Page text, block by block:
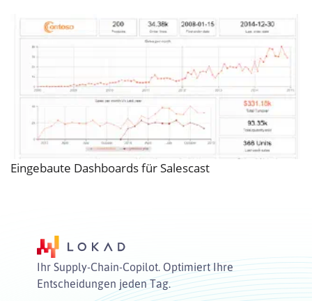
Eingebaute Dashboards für Salescast
Ihr Supply-Chain-Copilot. Optimiert Ihre
Entscheidungen jeden Tag.